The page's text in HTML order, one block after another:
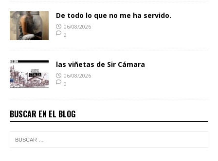
De todo lo que no me ha servido.
06/08/2026
2
las viñetas de Sir Cámara
06/08/2026
0
BUSCAR EN EL BLOG